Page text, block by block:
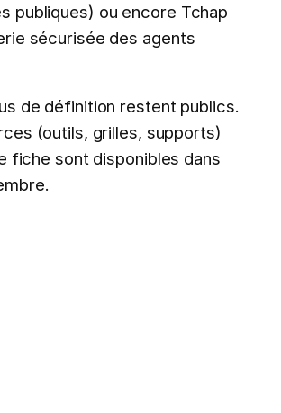
publiques) ou encore Tchap
sécurisée des agents
de définition restent publics.
(outils, grilles, supports)
fiche sont disponibles dans